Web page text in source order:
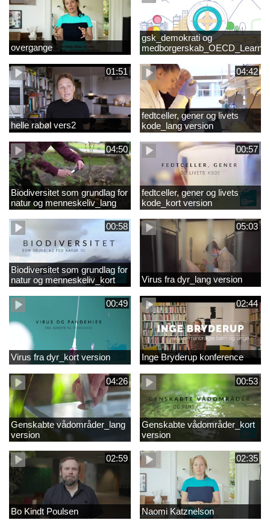
overgange
gsk_demokrati og
Compass 2030
01:51
helle rabøl vers2
04:42
fedtceller, gener og livets
kode_lang version
04:50
Biodiversitet som grundlag for
natur og menneskeliv_lang
version
00:57
fedtceller, gener og livets
kode_kort version
00:58
Biodiversitet som grundlag for
natur og menneskeliv_kort
version
05:03
Virus fra dyr_lang version
00:49
Virus fra dyr_kort version
02:44
Inge Bryderup konference
04:26
Genskabte vådområder_lang
version
00:53
Genskabte vådområder_kort
version
02:59
Bo Kindt Poulsen
02:35
Naomi Katznelson